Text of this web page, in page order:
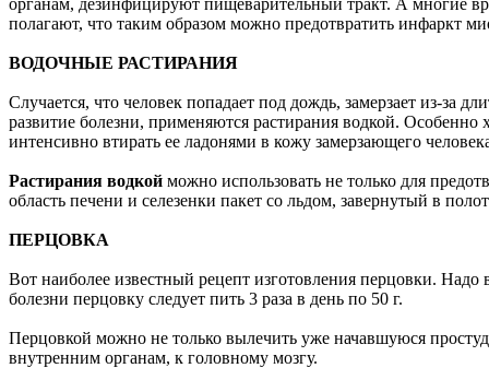
полагают, что таким образом можно предотвратить инфаркт
ВОДОЧНЫЕ РАСТИРАНИЯ
Случается, что человек попадает под дождь, замерзает из-за
развитие болезни, применяются растирания водкой.
интенсивно втирать ее ладонями в кожу замерзающего
Растирания водкой можно использовать не только для
область печени и селезенки пакет со льдом, завернутый в
ПЕРЦОВКА
Вот наиболее известный рецепт изготовления перцовки. Надо
болезни перцовку следует пить 3 раза в день по 50 г.
Перцовкой можно не только вылечить уже начавшуюся
внутренним органам, к головному мозгу.